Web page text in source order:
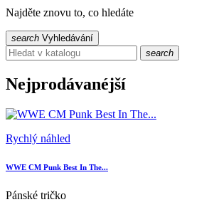
Najděte znovu to, co hledáte
search Vyhledávání
search
Nejprodávanéjší
Rychlý náhled
WWE CM Punk Best In The...
Pánské tričko